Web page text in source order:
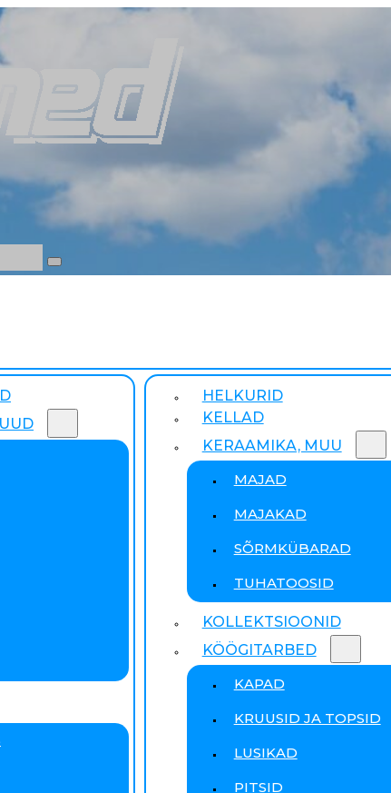
HELKURID
KELLAD
KERAAMIKA, MUU
MAJAD
MAJAKAD
SÕRMKÜBARAD
TUHATOOSID
KOLLEKTSIOONID
KÖÖGITARBED
KAPAD
KRUUSID JA TOPSID
LUSIKAD
PITSID